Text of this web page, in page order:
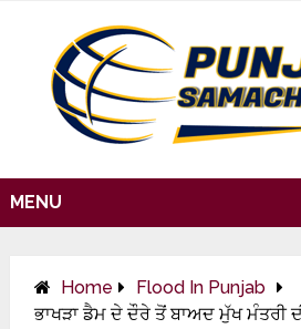
MENU
Home
Flood In Punjab
ਭਾਖੜਾ ਡੈਮ ਦੇ ਦੌਰੇ ਤੋਂ ਬਾਅਦ ਮੁੱਖ ਮੰਤਰੀ